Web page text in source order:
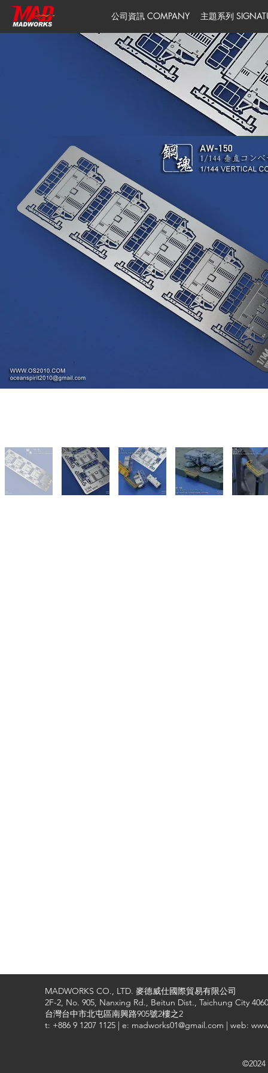
公司資訊 COMPANY 主題系列
MADWORKS CO., LTD. 麥德威仕國際貿易有限公司
2F-2, No. 905, Nanxing Rd., Beitun Dist., Taichung City
台灣台中市北屯區南興路905號2樓之2
t: +886 9 1207 1125 | e: madworks01@gmail.com | web: